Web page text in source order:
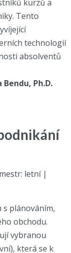
kurzů a
Tento
technologií
absolventů
Ph.D.
letní |
s plánováním,
obchodu.
vybranou
která se k